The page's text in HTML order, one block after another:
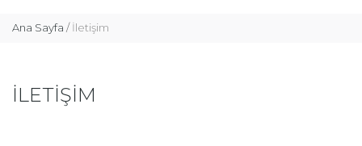
Ana Sayfa /İletişim
İLETİŞİM